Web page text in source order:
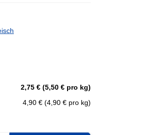
2,75 € (5,50 € pro kg)
4,90 € (4,90 € pro kg)